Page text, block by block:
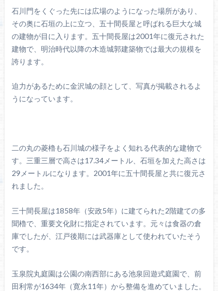
石川門をくぐった先には広場のようになった場所があり、
その奥に石垣の上に立つ、五十間長屋と呼ばれる巨大な城
の建物が目に入ります。五十間長屋は2001年に復元された
建物で、明治時代以降の木造城郭建築物では最大の規模を
誇ります。
迫力があるために金沢城の顔として、写真が掲載されるよ
うになっています。
二の丸の菱櫓も石川城の様子をよく知れる代表的な建物で
す。三重三層で高さは17.34メートル、石垣を加えた高さは
29メートルになります。2001年に五十間長屋と共に復元さ
れました。
三十間長屋は1858年（安政5年）に建てられた2階建ての多
聞櫓で、重要文化財に指定されています。元々は食器の倉
庫でしたが、江戸後期には武器庫として使われていたそう
です。
玉泉院丸庭園は公園の南西部にある池泉回遊式庭園で、前
田利常が1634年（寛永11年）から整備を進めていました。